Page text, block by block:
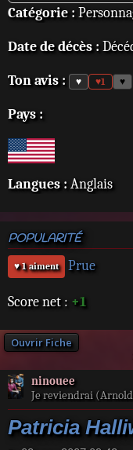
Catégorie :
Date de décès :
Ton avis : ♥ ♥1 ♥
Pays :
Langues : Anglais
POPULARITÉ
♥ 1 aiment Prue
Score net : +1
Ouvrir Fiche
ninouee
Je reviendrai
Patricia